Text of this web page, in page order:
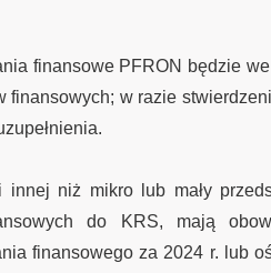
finansowe PFRON będzie
finansowych; w razie
innej niż mikro lub mały
do KRS, mają
finansowego za 2024 r. lub